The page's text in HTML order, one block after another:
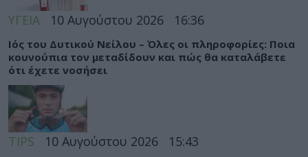
ΥΓΕΙΑ 10 Αυγούστου 2026 16:36
Ιός του Δυτικού Νείλου – Όλες οι πληροφορίες: Ποια
κουνούπια τον μεταδίδουν και πώς θα καταλάβετε
ότι έχετε νοσήσει
TIPS 10 Αυγούστου 2026 15:43